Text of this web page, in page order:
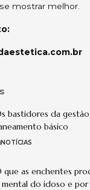
mostrar melhor.
bastidores da
básico
NOTÍCIAS
que as enchentes
mental do idoso e por